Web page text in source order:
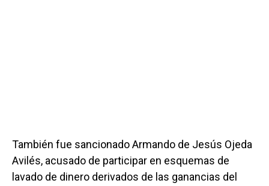
También fue sancionado Armando de Jesús Ojeda
Avilés, acusado de participar en esquemas de
lavado de dinero derivados de las ganancias del